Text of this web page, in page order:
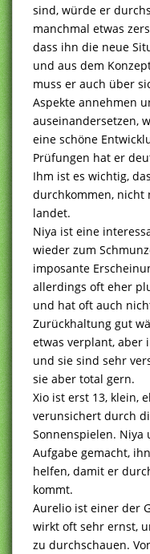
sind, würde er
manchmal etwas
dass ihn die neue
und aus dem
muss er auch über
Aspekte annehmen
auseinandersetzen,
eine schöne
Prüfungen hat er
Ihm ist es wichtig,
durchkommen, nicht
landet.
Niya ist eine
wieder zum
imposante
allerdings oft eher
und hat oft auch
Zurückhaltung gut
etwas verplant, aber
und sie sind sehr
sie aber total gern.
Xio ist erst 13, klein,
verunsichert durch
Sonnenspielen. Niya
Aufgabe gemacht,
helfen, damit er
kommt.
Aurelio ist einer der
wirkt oft sehr ernst,
zu durchschauen.